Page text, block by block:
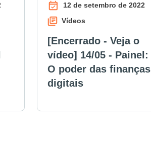
12 de setembro de 2022
Vídeos
[Encerrado - Veja o
vídeo] 14/05 - Painel:
O poder das finanças
digitais